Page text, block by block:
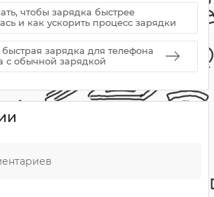
чтобы зарядка быстрее
и как ускорить процесс зарядки
зарядка для телефона
с обычной зарядкой